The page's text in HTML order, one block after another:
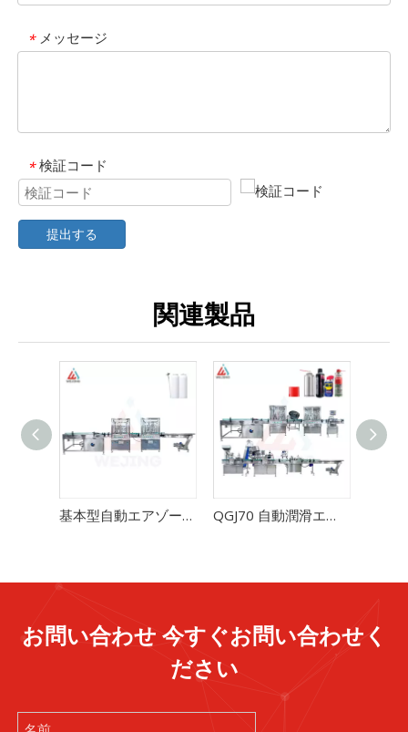
* メッセージ
* 検証コード
提出する
関連製品
基本型自動エアゾール充填機ライン QGJ70 自動潤滑エアゾール充填ライン - 高精度 ±1% 毎分 60 ～ 70 缶
お問い合わせ 今すぐお問い合わせく
ださい